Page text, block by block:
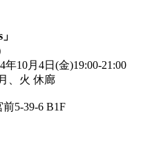
10月4日(金)19:00-21:00
、火 休廊
5-39-6 B1F